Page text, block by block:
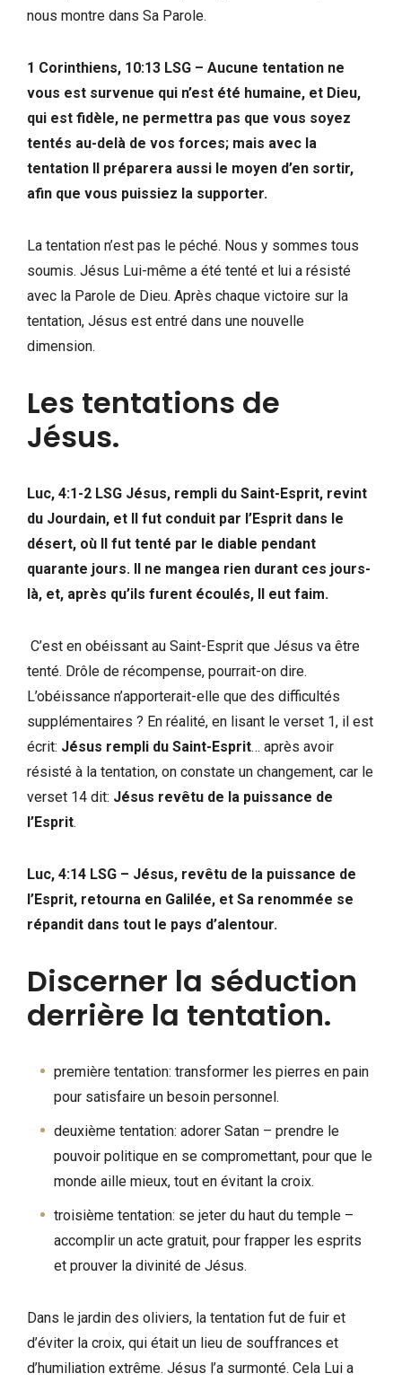
nous montre dans Sa Parole.
1 Corinthiens, 10:13 LSG – Aucune tentation ne
vous est survenue qui n’est été humaine, et Dieu,
qui est fidèle, ne permettra pas que vous soyez
tentés au-delà de vos forces; mais avec la
tentation Il préparera aussi le moyen d’en sortir,
afin que vous puissiez la supporter.
La tentation n’est pas le péché. Nous y sommes tous
soumis. Jésus Lui-même a été tenté et lui a résisté
avec la Parole de Dieu. Après chaque victoire sur la
tentation, Jésus est entré dans une nouvelle
dimension.
Les tentations de
Jésus.
Luc, 4:1-2 LSG Jésus, rempli du Saint-Esprit, revint
du Jourdain, et Il fut conduit par l’Esprit dans le
désert, où Il fut tenté par le diable pendant
quarante jours. Il ne mangea rien durant ces jours-
là, et, après qu’ils furent écoulés, Il eut faim.
C’est en obéissant au Saint-Esprit que Jésus va être
tenté. Drôle de récompense, pourrait-on dire.
L’obéissance n’apporterait-elle que des difficultés
supplémentaires ? En réalité, en lisant le verset 1, il est
écrit: Jésus rempli du Saint-Esprit… après avoir
résisté à la tentation, on constate un changement, car le
verset 14 dit: Jésus revêtu de la puissance de
l’Esprit.
Luc, 4:14 LSG – Jésus, revêtu de la puissance de
l’Esprit, retourna en Galilée, et Sa renommée se
répandit dans tout le pays d’alentour.
Discerner la séduction
derrière la tentation.
première tentation: transformer les pierres en pain
pour satisfaire un besoin personnel.
deuxième tentation: adorer Satan – prendre le
pouvoir politique en se compromettant, pour que le
monde aille mieux, tout en évitant la croix.
troisième tentation: se jeter du haut du temple –
accomplir un acte gratuit, pour frapper les esprits
et prouver la divinité de Jésus.
Dans le jardin des oliviers, la tentation fut de fuir et
d’éviter la croix, qui était un lieu de souffrances et
d’humiliation extrême. Jésus l’a surmonté. Cela Lui a